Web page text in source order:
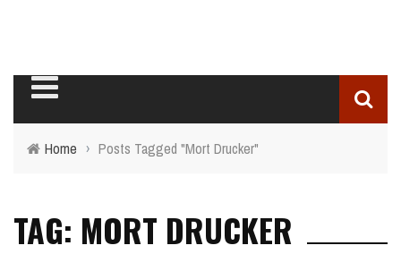
Home › Posts Tagged "Mort Drucker"
TAG: MORT DRUCKER